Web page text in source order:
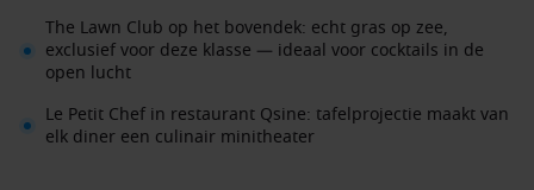
The Lawn Club op het bovendek: echt gras op zee,
exclusief voor deze klasse — ideaal voor cocktails in de
open lucht
Le Petit Chef in restaurant Qsine: tafelprojectie maakt van
elk diner een culinair minitheater